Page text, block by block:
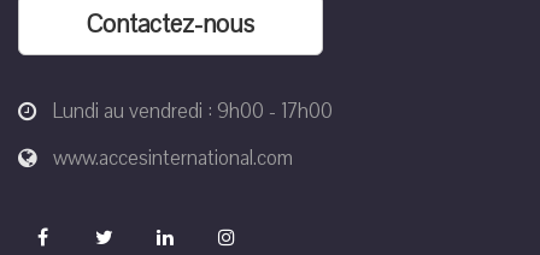
Contactez-nous
Lundi au vendredi : 9h00 - 17h00
www.accesinternational.com